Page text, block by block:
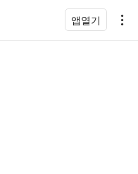
앱열기